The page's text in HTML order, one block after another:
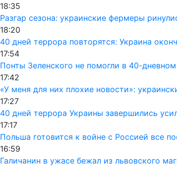
18:35
Разгар сезона: украинские фермеры
18:20
40 дней террора повторятся: Украина
17:54
Понты Зеленского не помогли в 40-
17:42
«У меня для них плохие новости»:
17:27
40 дней террора Украины завершились
17:17
Польша готовится к войне с Россией все
16:59
Галичанин в ужасе бежал из львовского